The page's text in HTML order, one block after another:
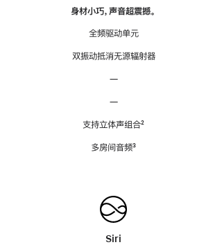
身材小巧，声音超震撼。
全频驱动单元
双振动抵消无源辐射器
—
—
支持立体声组合脚
²
多房间音频脚
³
Siri